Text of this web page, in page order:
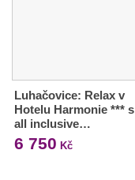
Luhačovice: Relax v
Hotelu Harmonie *** s
all inclusive…
6 750 Kč